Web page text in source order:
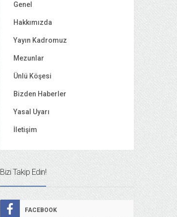
Genel
Hakkımızda
Yayın Kadromuz
Mezunlar
Ünlü Köşesi
Bizden Haberler
Yasal Uyarı
İletişim
Bizi Takip Edin!
FACEBOOK